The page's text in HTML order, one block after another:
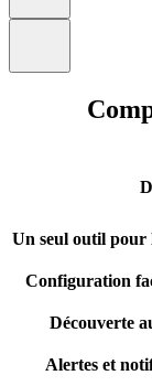
Un seul outil pour
Configuration
Découverte
Alertes et